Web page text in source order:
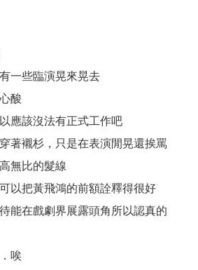
一些臨演晃來晃去
酸
應該沒法有正式工作吧
著襯杉，只是在表演閒晃還挨罵
無比的髮線
以把黃飛鴻的前額詮釋得很好
能在戲劇界展露頭角所以認真的
唉